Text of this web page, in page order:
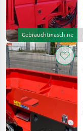
Gebrauchtmaschine